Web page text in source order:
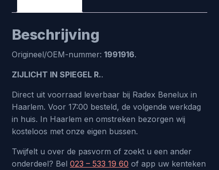
aantal
Beschrijving
Origineel/OEM-nummer: 1991916.
ZIJLICHT IN SPIEGEL R..
Direct uit voorraad leverbaar bij Radex Benelux in
Haarlem. Voor 17:00 besteld, de volgende werkdag
in huis. In Haarlem en omstreken bezorgen wij
kosteloos met onze eigen bussen.
Twijfelt u over de pasvorm of zoekt u een ander
onderdeel? Bel 023 – 533 19 60 of app uw kenteken